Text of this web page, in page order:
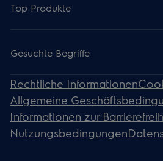
Top Produkte
Gesuchte Begriffe
Rechtliche Informationen
Allgemeine
Informationen zur
Nutzungsbedingungen